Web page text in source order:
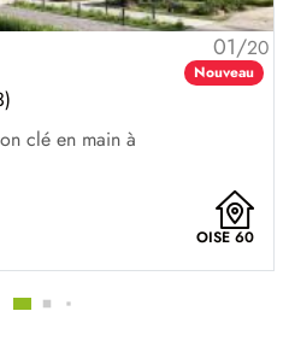
01/20
Nouveau
clé en main à
OISE 60